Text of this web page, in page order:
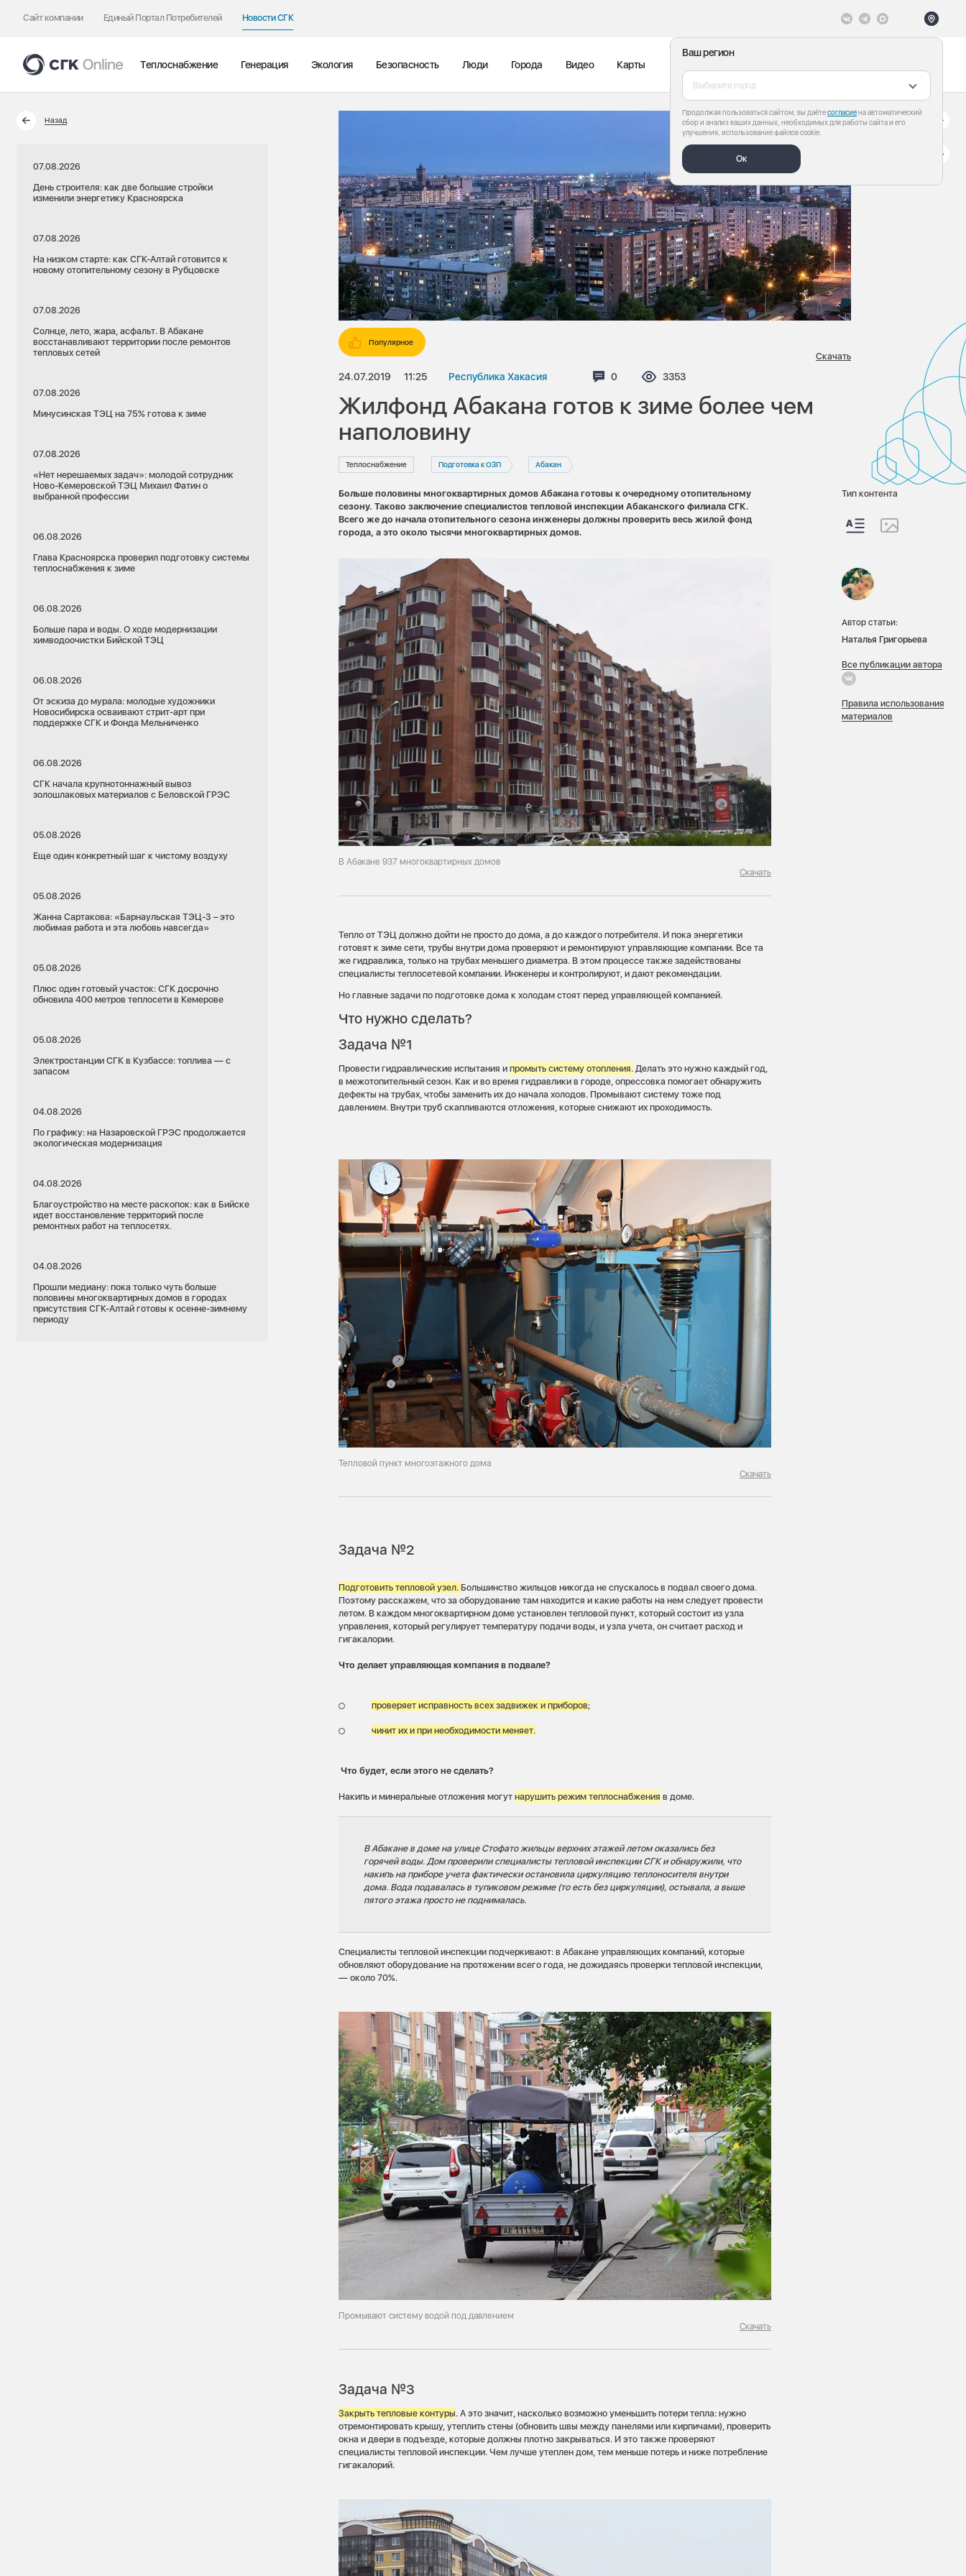
Сайт компании Единый Портал Потребителей Новости СГК
Ваш регион
Выберите город
Продолжая пользоваться сайтом, вы даётесогласиена автоматический
сбор и анализ ваших данных, необходимых для работы сайта и его
улучшения, использование файлов cookie.
Ок
Теплоснабжение Генерация Экология Безопасность Люди Города Видео Карты
Назад
07.08.2026
День строителя: как две большие стройки
изменили энергетику Красноярска
07.08.2026
На низком старте: как СГК-Алтай готовится к
новому отопительному сезону в Рубцовске
07.08.2026
Солнце, лето, жара, асфальт. В Абакане
восстанавливают территории после ремонтов
тепловых сетей
07.08.2026
Минусинская ТЭЦ на 75% готова к зиме
07.08.2026
«Нет нерешаемых задач»: молодой сотрудник
Ново-Кемеровской ТЭЦ Михаил Фатин о
выбранной профессии
06.08.2026
Глава Красноярска проверил подготовку системы
теплоснабжения к зиме
06.08.2026
Больше пара и воды. О ходе модернизации
химводоочистки Бийской ТЭЦ
06.08.2026
От эскиза до мурала: молодые художники
Новосибирска осваивают стрит-арт при
поддержке СГК и Фонда Мельниченко
06.08.2026
СГК начала крупнотоннажный вывоз
золошлаковых материалов с Беловской ГРЭС
05.08.2026
Еще один конкретный шаг к чистому воздуху
05.08.2026
Жанна Сартакова: «Барнаульская ТЭЦ-3 – это
любимая работа и эта любовь навсегда»
05.08.2026
Плюс один готовый участок: СГК досрочно
обновила 400 метров теплосети в Кемерове
05.08.2026
Электростанции СГК в Кузбассе: топлива — с
запасом
04.08.2026
По графику: на Назаровской ГРЭС продолжается
экологическая модернизация
04.08.2026
Благоустройство на месте раскопок: как в Бийске
идет восстановление территорий после
ремонтных работ на теплосетях.
04.08.2026
Прошли медиану: пока только чуть больше
половины многоквартирных домов в городах
присутствия СГК-Алтай готовы к осенне-зимнему
периоду
Популярное
24.07.2019 11:25 Республика Хакасия Комментариев:
0 Просмотров:
3353
Скачать
Жилфонд Абакана готов к зиме более чем
наполовину
Теплоснабжение Подготовка к ОЗП Абакан
Больше половины многоквартирных домов Абакана готовы к очередному отопительному
сезону. Таково заключение специалистов тепловой инспекции Абаканского филиала СГК.
Всего же до начала отопительного сезона инженеры должны проверить весь жилой фонд
города, а это около тысячи многоквартирных домов.
В Абакане 937 многоквартирных домов
Скачать
Тепло от ТЭЦ должно дойти не просто до дома, а до каждого потребителя. И пока энергетики
готовят к зиме сети, трубы внутри дома проверяют и ремонтируют управляющие компании. Все та
же гидравлика, только на трубах меньшего диаметра. В этом процессе также задействованы
специалисты теплосетевой компании. Инженеры и контролируют, и дают рекомендации.
Но главные задачи по подготовке дома к холодам стоят перед управляющей компанией.
Что нужно сделать?
Задача №1
Провести гидравлические испытания ипромыть систему отопления. Делать это нужно каждый год,
в межотопительный сезон. Как и во время гидравлики в городе, опрессовка помогает обнаружить
дефекты на трубах, чтобы заменить их до начала холодов. Промывают систему тоже под
давлением. Внутри труб скапливаются отложения, которые снижают их проходимость.
Тепловой пункт многоэтажного дома
Скачать
Задача №2
Подготовить тепловой узел. Большинство жильцов никогда не спускалось в подвал своего дома.
Поэтому расскажем, что за оборудование там находится и какие работы на нем следует провести
летом. В каждом многоквартирном доме установлен тепловой пункт, который состоит из узла
управления, который регулирует температуру подачи воды, и узла учета, он считает расход и
гигакалории.
Что делает управляющая компания в подвале?
проверяет исправность всех задвижек и приборов;
чинит их и при необходимости меняет.
Что будет, если этого не сделать?
Накипь и минеральные отложения могутнарушить режим теплоснабжения в доме.
В Абакане в доме на улице Стофато жильцы верхних этажей летом оказались без
горячей воды. Дом проверили специалисты тепловой инспекции СГК и обнаружили, что
накипь на приборе учета фактически остановила циркуляцию теплоносителя внутри
дома. Вода подавалась в тупиковом режиме (то есть без циркуляции), остывала, а выше
пятого этажа просто не поднималась.
Специалисты тепловой инспекции подчеркивают: в Абакане управляющих компаний, которые
обновляют оборудование на протяжении всего года, не дожидаясь проверки тепловой инспекции,
— около 70%.
Промывают систему водой под давлением
Скачать
Задача №3
Закрыть тепловые контуры. А это значит, насколько возможно уменьшить потери тепла: нужно
отремонтировать крышу, утеплить стены (обновить швы между панелями или кирпичами), проверить
окна и двери в подъезде, которые должны плотно закрываться. И это также проверяют
специалисты тепловой инспекции. Чем лучше утеплен дом, тем меньше потерь и ниже потребление
гигакалорий.
Тип контента
Автор статьи:
Наталья Григорьева
Все публикации автора
Правила использования
материалов